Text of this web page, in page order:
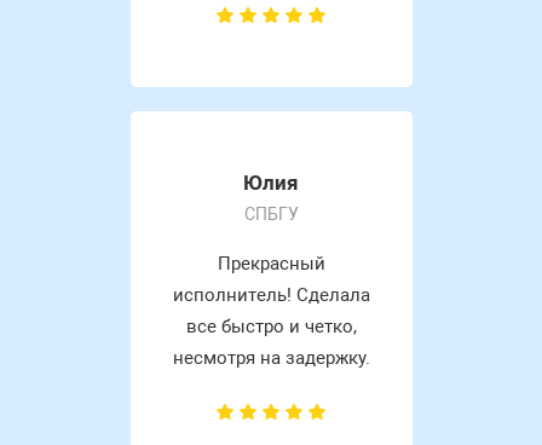
Юлия
СПБГУ
Прекрасный
исполнитель! Сделала
все быстро и четко,
несмотря на задержку.